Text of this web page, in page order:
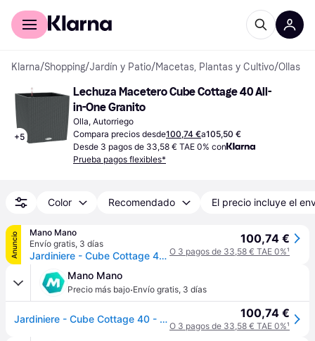
Comprar con Klarna
Klarna/Shopping/Jardín y Patio/Macetas, Plantas y Cultivo/Ollas
+5
Lechuza Macetero Cube Cottage 40 All-
in-One Granito
Olla, Autorriego
Compara precios desde100,74 €a105,50 €
Desde 3 pagos de 33,58 € TAE 0% con
Prueba pagos flexibles*
Color Recomendado El precio incluye el
Anuncio
Mano Mano
Envío gratis, 3 días
Jardiniere - Cube Cottage 40 - Kit Complet - Granit - 31 L - Lechuza
100,74 €
O 3 pagos de 33,58 € TAE 0%¹
Mano Mano
Precio más bajo·Envío gratis, 3 días
Jardiniere - Cube Cottage 40 - Kit Complet - Granit - 31 L - Lechuza 100,74 €
O 3 pagos de 33,58 € TAE 0%¹